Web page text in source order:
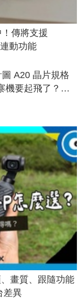
傳將支援
動功能
A20 晶片規格
機要起飛了？專
畫質、跟隨功能
差異